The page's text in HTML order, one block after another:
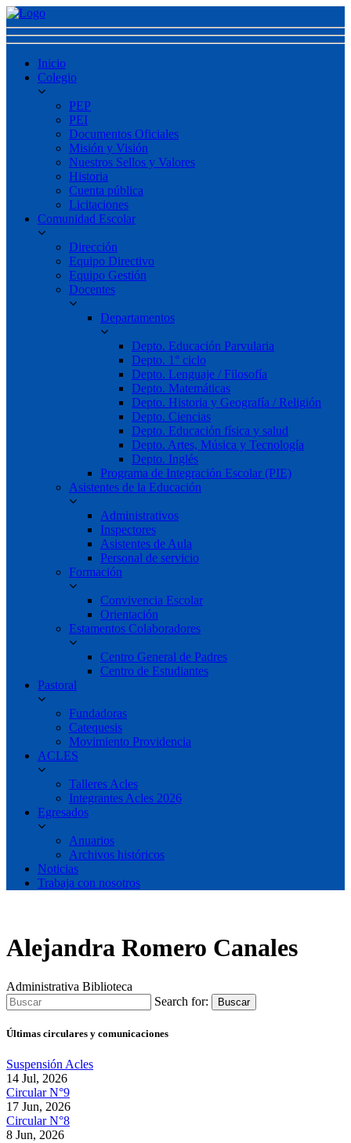
Inicio
Colegio
PEP
PEI
Documentos Oficiales
Misión y Visión
Nuestros Sellos y Valores
Historia
Cuenta pública
Licitaciones
Comunidad Escolar
Dirección
Equipo Directivo
Equipo Gestión
Docentes
Departamentos
Depto. Educación Parvularia
Depto. 1° ciclo
Depto. Lenguaje / Filosofía
Depto. Matemáticas
Depto. Historia y Geografía / Religión
Depto. Ciencias
Depto. Educación física y salud
Depto. Artes, Música y Tecnología
Depto. Inglés
Programa de Integración Escolar (PIE)
Asistentes de la Educación
Administrativos
Inspectores
Asistentes de Aula
Personal de servicio
Formación
Convivencia Escolar
Orientación
Estamentos Colaboradores
Centro General de Padres
Centro de Estudiantes
Pastoral
Fundadoras
Catequesis
Movimiento Providencia
ACLES
Talleres Acles
Integrantes Acles 2026
Egresados
Anuarios
Archivos históricos
Noticias
Trabaja con nosotros
Alejandra Romero Canales
Administrativa Biblioteca
Search for:
Buscar
Últimas circulares y comunicaciones
Suspensión Acles
14 Jul, 2026
Circular N°9
17 Jun, 2026
Circular N°8
8 Jun, 2026